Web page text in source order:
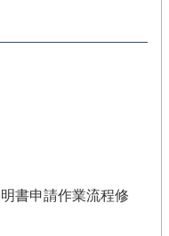
書申請作業流程修